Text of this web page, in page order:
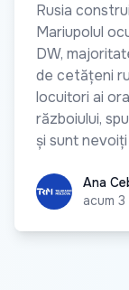
Rusia
Mariupolul
DW,
de cetățeni
locuitori ai
războiului,
și sunt
Ana Cebotari
Ana
acum 3